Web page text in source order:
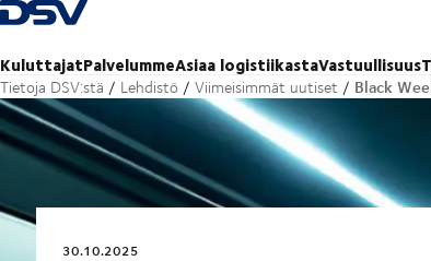
Takaisin kotisivulle
KuluttajatPalvelummeAsiaa logistiikastaVastuullisuus
Tietoja DSV:stä Lehdistö Viimeisimmät uutiset Black
30.10.2025